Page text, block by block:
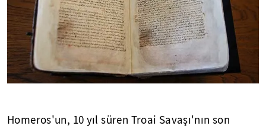
Homeros'un, 10 yıl süren Troai Savaşı'nın son